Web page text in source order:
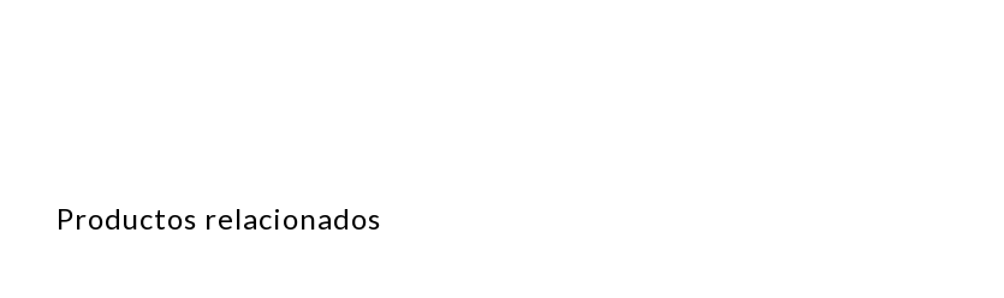
Productos relacionados